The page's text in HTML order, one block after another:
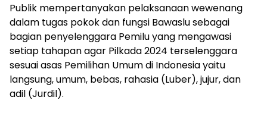
Publik mempertanyakan pelaksanaan wewenang
dalam tugas pokok dan fungsi Bawaslu sebagai
bagian penyelenggara Pemilu yang mengawasi
setiap tahapan agar Pilkada 2024 terselenggara
sesuai asas Pemilihan Umum di Indonesia yaitu
langsung, umum, bebas, rahasia (Luber), jujur, dan
adil (Jurdil).